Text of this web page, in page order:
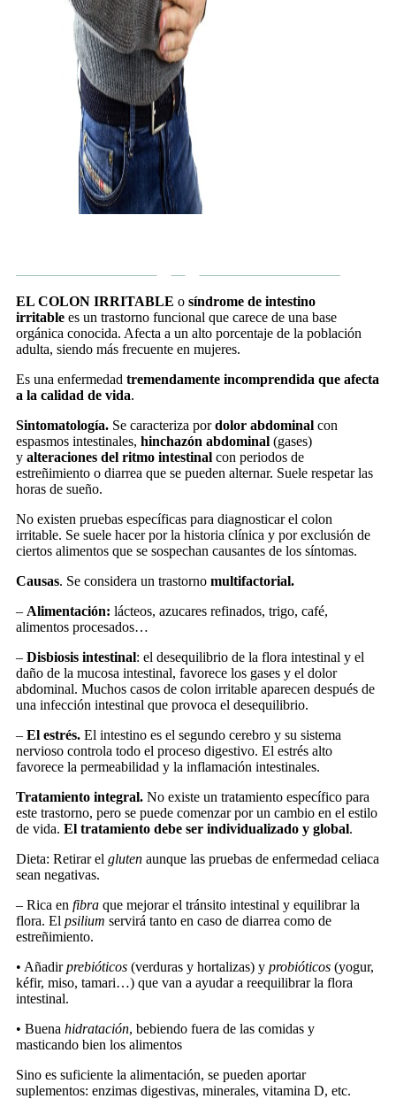
EL COLON IRRITABLE o síndrome de intestino
irritable es un trastorno funcional que carece de una base
orgánica conocida. Afecta a un alto porcentaje de la población
adulta, siendo más frecuente en mujeres.
Es una enfermedad tremendamente incomprendida que afecta
a la calidad de vida.
Sintomatología. Se caracteriza pordolor abdominal con
espasmos intestinales, hinchazón abdominal (gases)
y alteraciones del ritmo intestinal con periodos de
estreñimiento o diarrea que se pueden alternar. Suele respetar las
horas de sueño.
No existen pruebas específicas para diagnosticar el colon
irritable. Se suele hacer por la historia clínica y por exclusión de
ciertos alimentos que se sospechan causantes de los síntomas.
Causas. Se considera un trastorno multifactorial.
– Alimentación: lácteos, azucares refinados, trigo, café,
alimentos procesados…
– Disbiosis intestinal: el desequilibrio de la flora intestinal y el
daño de la mucosa intestinal, favorece los gases y el dolor
abdominal. Muchos casos de colon irritable aparecen después de
una infección intestinal que provoca el desequilibrio.
– El estrés. El intestino es el segundo cerebro y su sistema
nervioso controla todo el proceso digestivo. El estrés alto
favorece la permeabilidad y la inflamación intestinales.
Tratamiento integral. No existe un tratamiento específico para
este trastorno, pero se puede comenzar por un cambio en el estilo
de vida. El tratamiento debe ser individualizado y global.
Dieta: Retirar el gluten aunque las pruebas de enfermedad celiaca
sean negativas.
– Rica en fibra que mejorar el tránsito intestinal y equilibrar la
flora. El psilium servirá tanto en caso de diarrea como de
estreñimiento.
• Añadirprebióticos (verduras y hortalizas) y probióticos (yogur,
kéfir, miso, tamari…) que van a ayudar a reequilibrar la flora
intestinal.
• Buena hidratación, bebiendo fuera de las comidas y
masticando bien los alimentos
Sino es suficiente la alimentación, se pueden aportar
suplementos: enzimas digestivas, minerales, vitamina D, etc.